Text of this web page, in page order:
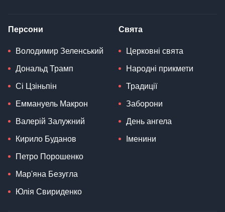
Персони
Володимир Зеленський
Дональд Трамп
Сі Цзіньпін
Еммануель Макрон
Валерій Залужний
Кирило Буданов
Петро Порошенко
Мар'яна Безугла
Юлія Свириденко
Свята
Церковні свята
Народні прикмети
Традиції
Заборони
День ангела
Іменини